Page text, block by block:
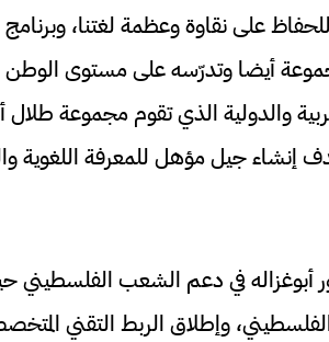
على نقاوة وعظمة لغتنا، وبرنامج
أيضا وتدرّسه على مستوى الوطن
والدولية الذي تقوم مجموعة طلال
إنشاء جيل مؤهل للمعرفة اللغوية
أبوغزاله في دعم الشعب الفلسطيني
الفلسطيني، وإطلاق الربط التقني